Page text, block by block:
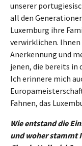
unserer
all den
Luxemburg ihre
verwirklichen.
Anerkennung und
jenen, die bereits in
Ich erinnere mich
Fahnen, das
Wie entstand die
und woher stammt